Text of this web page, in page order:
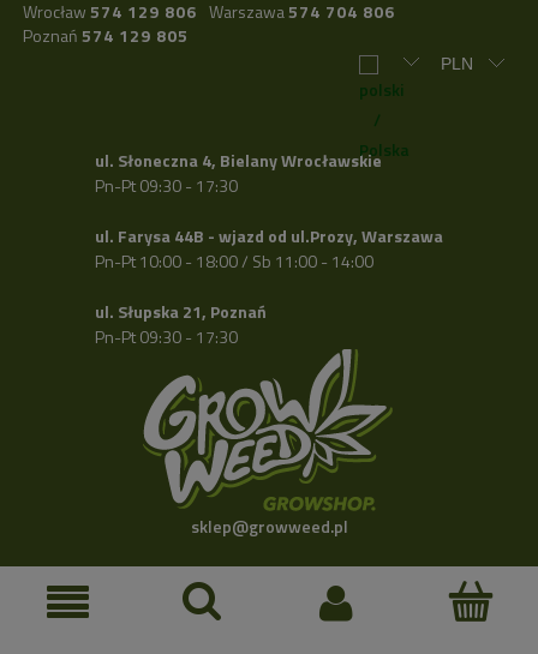
Wrocław 574 129 806 Warszawa574 704 806
Poznań 574 129 805
ul. Słoneczna 4, Bielany Wrocławskie
Pn-Pt 09:30 - 17:30
ul. Farysa 44B - wjazd od ul.Prozy, Warszawa
Pn-Pt 10:00 - 18:00 / Sb 11:00 - 14:00
ul. Słupska 21, Poznań
Pn-Pt 09:30 - 17:30
sklep@growweed.pl